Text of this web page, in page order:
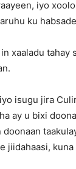
iyo
ku
xaaladu
isugu jira
ay u bixi
jiidahaasi,